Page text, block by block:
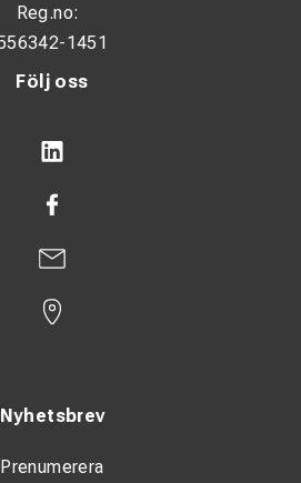
Följ oss
Nyhetsbrev
Prenumerera
Reg.no:
1451